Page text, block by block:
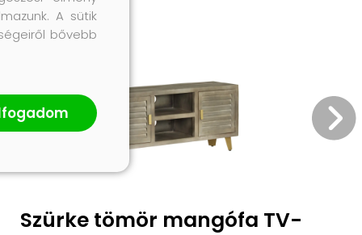
Szürke tömör mangófa TV-
A sütik
bővebb